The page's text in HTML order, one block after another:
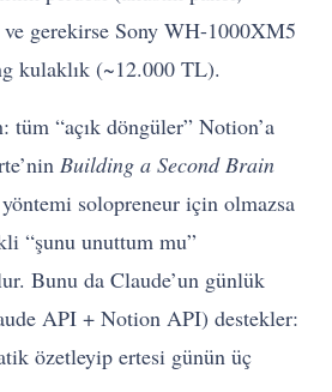
gerekirse Sony WH-1000XM5
kulaklık (~12.000 TL).
“açık döngüler” Notion’a
Building a Second Brain
solopreneur için olmazsa
“şunu unuttum mu”
Bunu da Claude’un günlük
API + Notion API) destekler:
özetleyip ertesi günün üç